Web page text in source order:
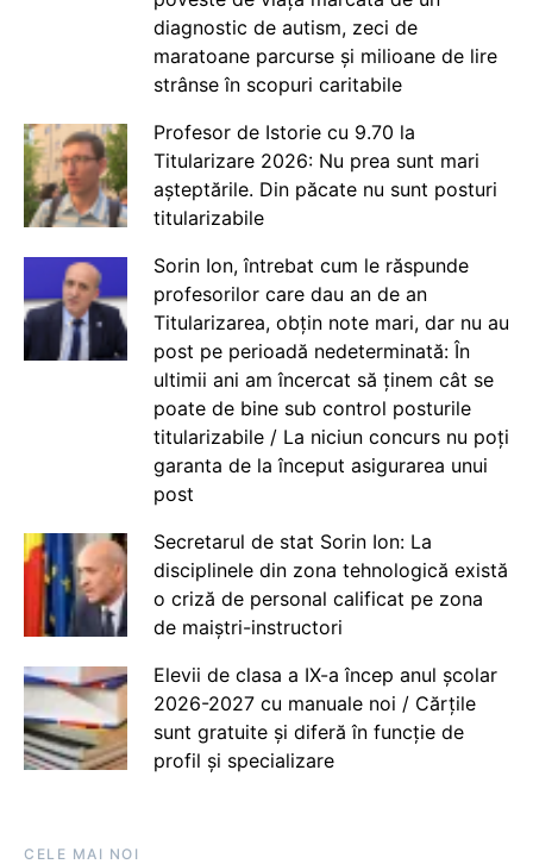
diagnostic de autism, zeci de
maratoane parcurse și milioane de lire
strânse în scopuri caritabile
Profesor de Istorie cu 9.70 la
Titularizare 2026: Nu prea sunt mari
așteptările. Din păcate nu sunt posturi
titularizabile
Sorin Ion, întrebat cum le răspunde
profesorilor care dau an de an
Titularizarea, obțin note mari, dar nu au
post pe perioadă nedeterminată: În
ultimii ani am încercat să ținem cât se
poate de bine sub control posturile
titularizabile / La niciun concurs nu poți
garanta de la început asigurarea unui
post
Secretarul de stat Sorin Ion: La
disciplinele din zona tehnologică există
o criză de personal calificat pe zona
de maiștri-instructori
Elevii de clasa a IX-a încep anul școlar
2026-2027 cu manuale noi / Cărțile
sunt gratuite și diferă în funcție de
profil și specializare
CELE MAI NOI